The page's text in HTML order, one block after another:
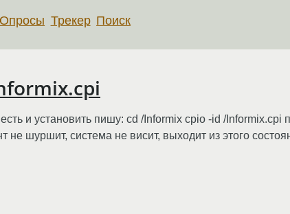
Опросы Трекер Поиск
и установить пишу: cd /Informix cpio -id /Informix.cpi
шуршит, система не висит, выходит из этого